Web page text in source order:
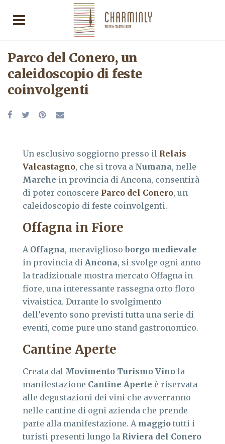
Parco del Conero, un
caleidoscopio di feste
coinvolgenti
Un esclusivo soggiorno presso il Relais
Valcastagno, che si trova a Numana, nelle
Marche in provincia di Ancona, consentirà
di poter conoscere Parco del Conero, un
caleidoscopio di feste coinvolgenti.
Offagna in Fiore
A Offagna, meraviglioso borgo medievale
in provincia di Ancona, si svolge ogni anno
la tradizionale mostra mercato Offagna in
fiore, una interessante rassegna orto floro
vivaistica. Durante lo svolgimento
dell’evento sono previsti tutta una serie di
eventi, come pure uno stand gastronomico.
Cantine Aperte
Creata dal Movimento Turismo Vino la
manifestazione Cantine Aperte è riservata
alle degustazioni dei vini che avverranno
nelle cantine di ogni azienda che prende
parte alla manifestazione. A maggio tutti i
turisti presenti lungo la Riviera del Conero